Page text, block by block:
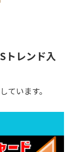
ボンに最適！
トレンド入
ています。